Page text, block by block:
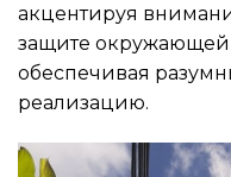
акцентируя
защите окружающей
обеспечивая
реализацию.